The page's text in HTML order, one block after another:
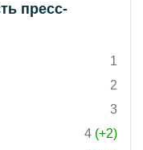
пресс-
1
2
3
4 (+2)